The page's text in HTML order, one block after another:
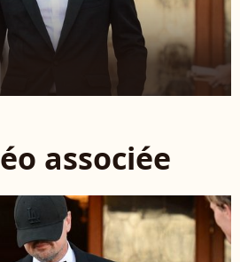
associée